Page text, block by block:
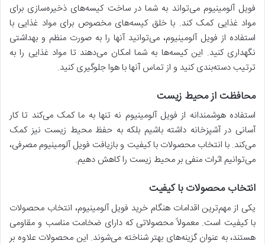
فویل آلومینیوم می‌تواند به شما در ساخت کیسه‌های ذخیره‌سازی برای
مواد غذایی کمک کند. با خلق کیسه‌های مخصوص برای مواد غذایی با
استفاده از فویل آلومینیوم، می‌توانید آنها را به صورت منظم و بهداشتی
نگهداری کنید. این کیسه‌ها به شما امکان می‌دهند تا مواد غذایی را به
ترتیب دسته‌بندی کنید و از تماس آنها با هوا جلوگیری کنید.
محافظت از محیط زیست
استفاده هوشمندانه از فویل آلومینیوم نه تنها به ما کمک می‌کند تا کار
آسانی در آشپزخانه داشته باشیم بلکه به حفظ محیط زیست نیز کمک
می‌کند. با انتخاب محصولات با کیفیت و بازیافت فویل آلومینیوم مصرفی،
می‌توانیم اثرات منفی بر محیط زیست را کاهش دهیم.
انتخاب محصولات با کیفیت
یکی از مهم‌ترین اقدامات هنگام خرید فویل آلومینیوم، انتخاب محصولات
با کیفیت است. معمولاً محصولاتی که دارای ضخامت مناسب و مقاومی
هستند، به عنوان گزینه‌های بهتر شناخته می‌شوند. این محصولات علاوه بر